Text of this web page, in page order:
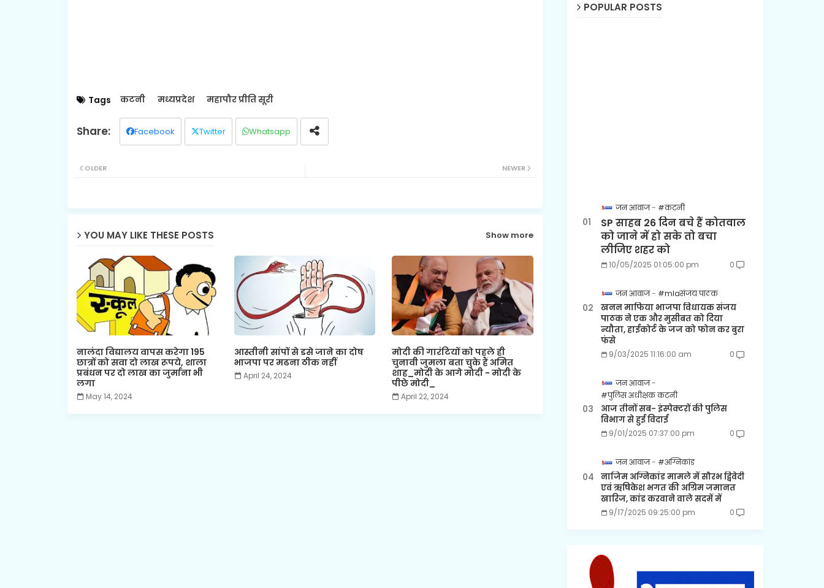
Tags कटनी मध्यप्रदेश महापौर प्रीति सूरी
Facebook Twitter Whatsapp
NEWER
OLDER
YOU MAY LIKE THESE POSTS Show more
नालंदा विद्यालय वापस करेगा 195
छात्रों को सवा दो लाख रूपये, शाला
प्रबंधन पर दो लाख का जुर्माना भी
लगा
May 14, 2024
आस्तीनी सांपों से डसे जाने का दोष
भाजपा पर मढना ठीक नहीं
April 24, 2024
मोदी की गारंटियों को पहले ही
चुनावी जुमला बता चुके हैं अमित
शाह_मोदी के आगे मोदी - मोदी के
पीछे मोदी_
April 22, 2024
POPULAR POSTS
जन आवाज #कटनी
SP साहब 26 दिन बचे हैं कोतवाल
को जाने में हो सके तो बचा
लीजिए शहर को
10/05/2025 01:05:00 pm 0
जन आवाज #mlaसंजय पाठक
खनन माफिया भाजपा विधायक संजय
पाठक ने एक और मुसीबत को दिया
न्यौता, हाईकोर्ट के जज को फोन कर बुरा
फंसे
9/03/2025 11:16:00 am 0
जन आवाज
#पुलिस अधीक्षक कटनी
आज तीनों सब- इंस्पेक्टरों की पुलिस
विभाग से हुई विदाई
9/01/2025 07:37:00 pm 0
जन आवाज #अग्निकांड
नाजिम अग्निकांड मामले में सौरभ द्विवेदी
एवं ऋषिकेश भगत की अग्रिम जमानत
खारिज, कांड करवाने वाले सदमें में
9/17/2025 09:25:00 pm 0